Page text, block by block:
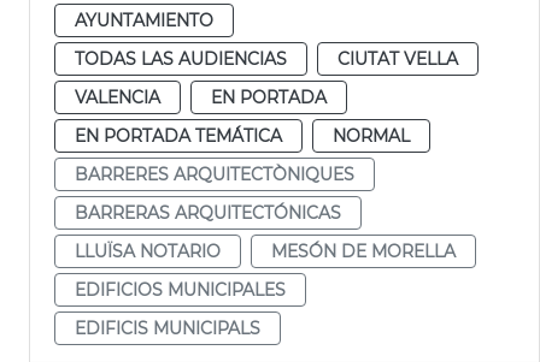
AYUNTAMIENTO
TODAS LAS AUDIENCIAS
CIUTAT VELLA
VALENCIA
EN PORTADA
EN PORTADA TEMÁTICA
NORMAL
BARRERES ARQUITECTÒNIQUES
BARRERAS ARQUITECTÓNICAS
LLUÏSA NOTARIO
MESÓN DE MORELLA
EDIFICIOS MUNICIPALES
EDIFICIS MUNICIPALS